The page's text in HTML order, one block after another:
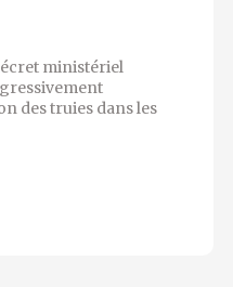
ministériel
des truies dans les